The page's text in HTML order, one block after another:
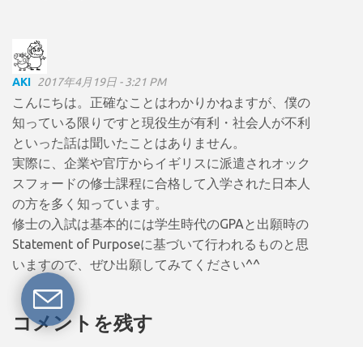
AKI 2017年4月19日 - 3:21 PM
こんにちは。正確なことはわかりかねますが、僕の
知っている限りですと現役生が有利・社会人が不利
といった話は聞いたことはありません。
実際に、企業や官庁からイギリスに派遣されオック
スフォードの修士課程に合格して入学された日本人
の方を多く知っています。
修士の入試は基本的には学生時代のGPAと出願時の
Statement of Purposeに基づいて行われるものと思
いますので、ぜひ出願してみてください^^
コメントを残す